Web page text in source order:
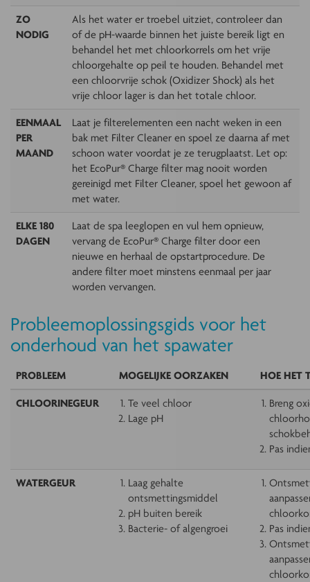
ZO
NODIG
Als het water er troebel uitziet, controleer dan
of de pH-waarde binnen het juiste bereik ligt en
behandel het met chloorkorrels om het vrije
chloorgehalte op peil te houden. Behandel met
een chloorvrije schok (Oxidizer Shock) als het
vrije chloor lager is dan het totale chloor.
EENMAAL
PER
MAAND
Laat je filterelementen een nacht weken in een
bak met Filter Cleaner en spoel ze daarna af met
schoon water voordat je ze terugplaatst. Let op:
het EcoPur® Charge filter mag nooit worden
gereinigd met Filter Cleaner, spoel het gewoon af
met water.
ELKE 180
DAGEN
Laat de spa leeglopen en vul hem opnieuw,
vervang de EcoPur® Charge filter door een
nieuwe en herhaal de opstartprocedure. De
andere filter moet minstens eenmaal per jaar
worden vervangen.
Probleemoplossingsgids voor het
onderhoud van het spawater
PROBLEEM MOGELIJKE OORZAKEN HOE HET
CHLOORINEGEUR
Te veel chloor
Lage pH
Breng
Pas
WATERGEUR
Laag gehalte
ontsmettingsmiddel
pH buiten bereik
Bacterie- of algengroei
Pas